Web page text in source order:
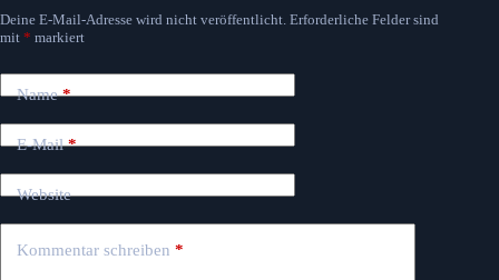
Deine E-Mail-Adresse wird nicht veröffentlicht. Erforderliche Felder sind
mit * markiert
Name*
E-Mail*
Website
Kommentar schreiben *